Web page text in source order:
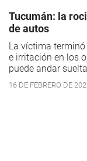
Tucumán: la
de autos
La víctima
e irritación en los
puede andar
16 DE FEBRERO DE